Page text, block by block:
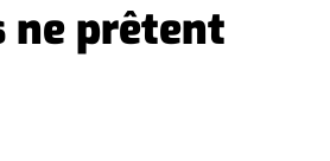
ne prêtent